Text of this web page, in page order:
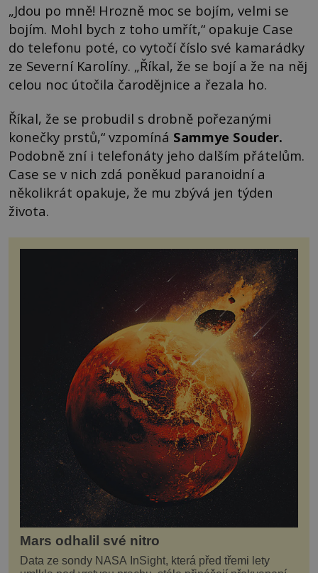
„Jdou po mně! Hrozně moc se bojím, velmi se
bojím. Mohl bych z toho umřít,“ opakuje Case
do telefonu poté, co vytočí číslo své kamarádky
ze Severní Karolíny. „Říkal, že se bojí a že na něj
celou noc útočila čarodějnice a řezala ho.
Říkal, že se probudil s drobně pořezanými
konečky prstů,“ vzpomíná Sammye Souder.
Podobně zní i telefonáty jeho dalším přátelům.
Case se v nich zdá poněkud paranoidní a
několikrát opakuje, že mu zbývá jen týden
života.
Mars odhalil své nitro
Data ze sondy NASA InSight, která před třemi lety